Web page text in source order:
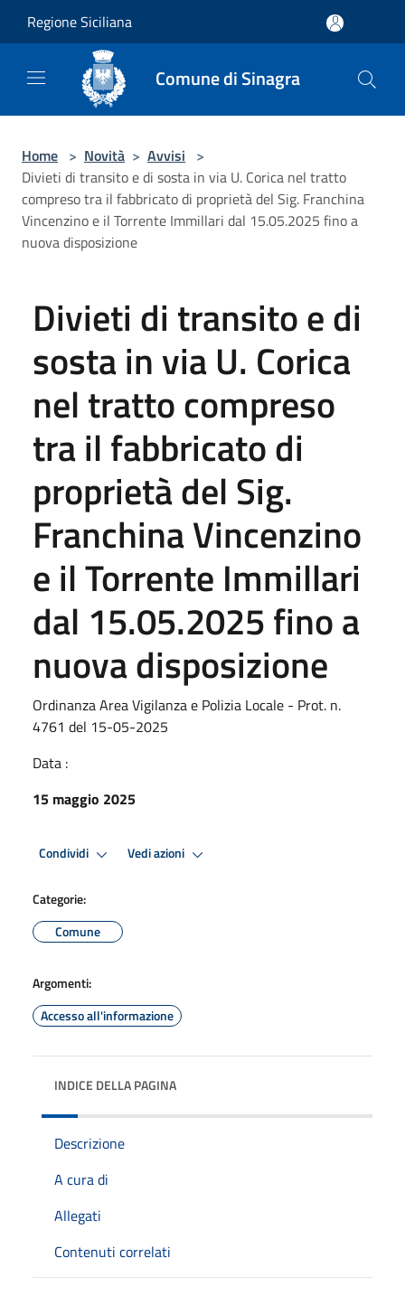
Regione Siciliana
Comune di Sinagra
Home > Novità > Avvisi >
Divieti di transito e di sosta in via U. Corica nel tratto
compreso tra il fabbricato di proprietà del Sig. Franchina
Vincenzino e il Torrente Immillari dal 15.05.2025 fino a
nuova disposizione
Divieti di transito e di
sosta in via U. Corica
nel tratto compreso
tra il fabbricato di
proprietà del Sig.
Franchina Vincenzino
e il Torrente Immillari
dal 15.05.2025 fino a
nuova disposizione
Ordinanza Area Vigilanza e Polizia Locale - Prot. n.
4761 del 15-05-2025
Data :
15 maggio 2025
Condividi Vedi azioni
Categorie:
Comune
Argomenti:
Accesso all'informazione
INDICE DELLA PAGINA
Descrizione
A cura di
Allegati
Contenuti correlati